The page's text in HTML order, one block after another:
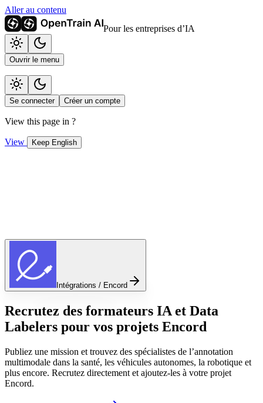
Aller au contenu
Pour les entreprises d’IA
Ouvrir le menu
Se connecter Créer un compte
View this page in ?
View Keep English
Intégrations / Encord
Recrutez des formateurs IA et Data
Labelers pour vos projets Encord
Publiez une mission et trouvez des spécialistes de l’annotation
multimodale dans la santé, les véhicules autonomes, la robotique et
plus encore. Recrutez directement et ajoutez-les à votre projet
Encord.